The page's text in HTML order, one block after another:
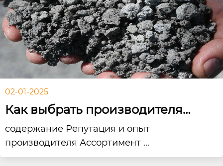
02-01-2025
Как выбрать производителя
щековой дробилки?
содержание Репутация и опыт
производителя Ассортимент ...